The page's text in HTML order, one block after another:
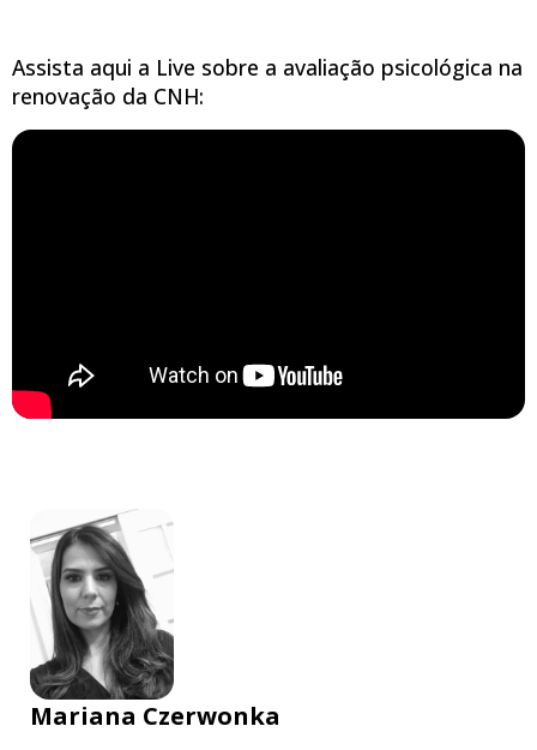
Assista aqui a Live sobre a avaliação psicológica na
renovação da CNH:
Mariana Czerwonka